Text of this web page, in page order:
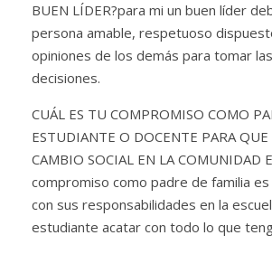
BUEN LÍDER?para mi un buen líder
persona amable, respetuoso
opiniones de los demás para tomar
decisiones.
CUÁL ES TU COMPROMISO COMO
ESTUDIANTE O DOCENTE PARA QUE
CAMBIO SOCIAL EN LA COMUNIDAD
compromiso como padre de familia es
con sus responsabilidades en la
estudiante acatar con todo lo que